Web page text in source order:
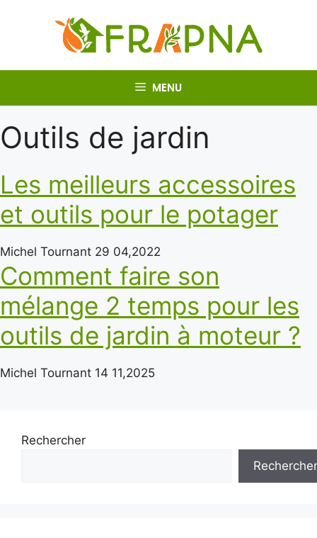
MENU
Outils de jardin
Les meilleurs accessoires
et outils pour le potager
Michel Tournant 29 04,2022
Comment faire son
mélange 2 temps pour les
outils de jardin à moteur ?
Michel Tournant 14 11,2025
Rechercher
Rechercher